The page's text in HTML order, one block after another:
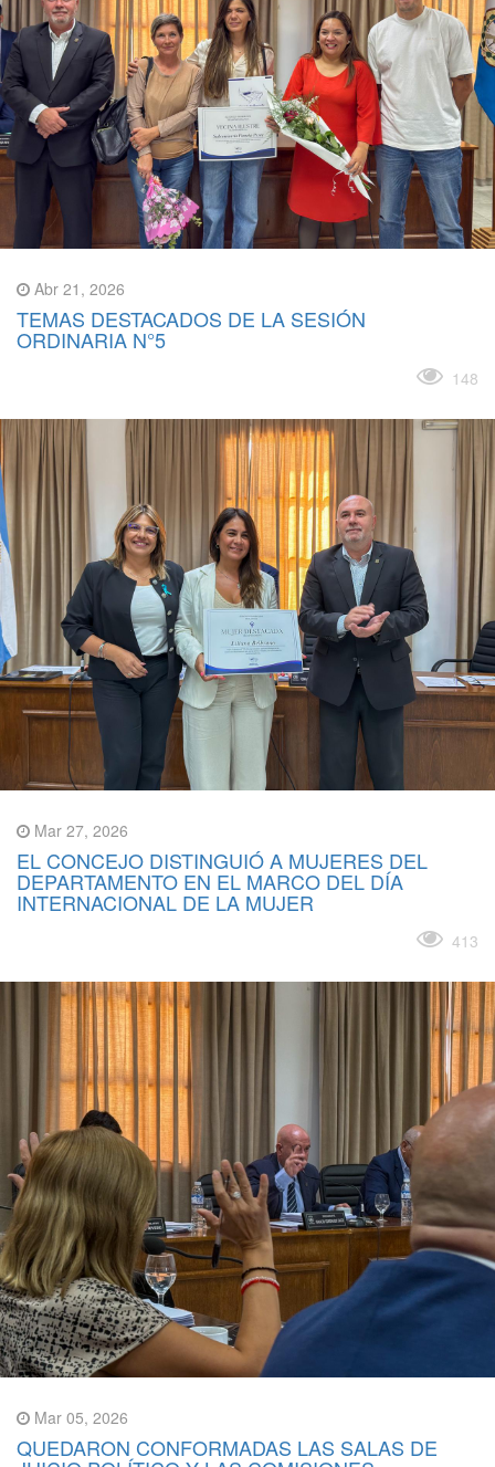
Abr 21, 2026
TEMAS DESTACADOS DE LA SESIÓN
ORDINARIA N°5
148
Mar 27, 2026
EL CONCEJO DISTINGUIÓ A MUJERES DEL
DEPARTAMENTO EN EL MARCO DEL DÍA
INTERNACIONAL DE LA MUJER
413
Mar 05, 2026
QUEDARON CONFORMADAS LAS SALAS DE